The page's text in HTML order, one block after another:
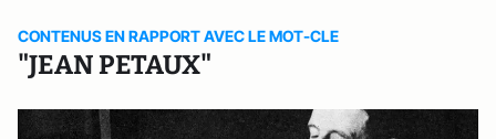
CONTENUS EN RAPPORT AVEC LE MOT-CLE
"JEAN PETAUX"